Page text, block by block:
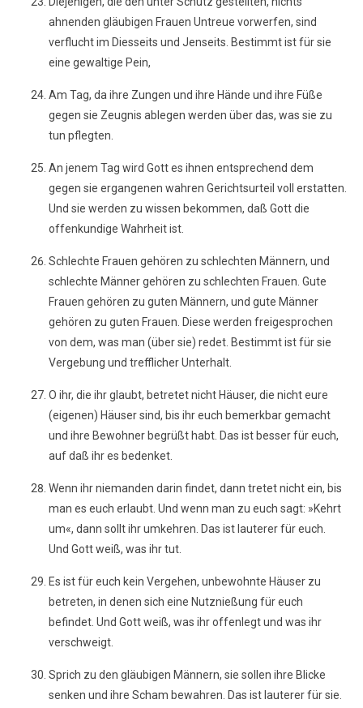
ahnenden gläubigen Frauen Untreue vorwerfen, sind
verflucht im Diesseits und Jenseits. Bestimmt ist für sie
eine gewaltige Pein,
Am Tag, da ihre Zungen und ihre Hände und ihre Füße
gegen sie Zeugnis ablegen werden über das, was sie zu
tun pflegten.
An jenem Tag wird Gott es ihnen entsprechend dem
gegen sie ergangenen wahren Gerichtsurteil voll erstatten.
Und sie werden zu wissen bekommen, daß Gott die
offenkundige Wahrheit ist.
Schlechte Frauen gehören zu schlechten Männern, und
schlechte Männer gehören zu schlechten Frauen. Gute
Frauen gehören zu guten Männern, und gute Männer
gehören zu guten Frauen. Diese werden freigesprochen
von dem, was man (über sie) redet. Bestimmt ist für sie
Vergebung und trefflicher Unterhalt.
O ihr, die ihr glaubt, betretet nicht Häuser, die nicht eure
(eigenen) Häuser sind, bis ihr euch bemerkbar gemacht
und ihre Bewohner begrüßt habt. Das ist besser für euch,
auf daß ihr es bedenket.
Wenn ihr niemanden darin findet, dann tretet nicht ein, bis
man es euch erlaubt. Und wenn man zu euch sagt: »Kehrt
um«, dann sollt ihr umkehren. Das ist lauterer für euch.
Und Gott weiß, was ihr tut.
Es ist für euch kein Vergehen, unbewohnte Häuser zu
betreten, in denen sich eine Nutznießung für euch
befindet. Und Gott weiß, was ihr offenlegt und was ihr
verschweigt.
Sprich zu den gläubigen Männern, sie sollen ihre Blicke
senken und ihre Scham bewahren. Das ist lauterer für sie.